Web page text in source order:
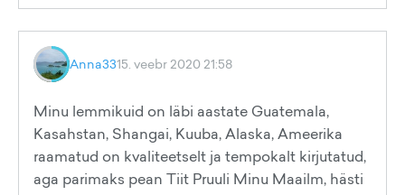
Anna3315. veebr 2020 21:58
Minu lemmikuid on läbi aastate Guatemala,
Kasahstan, Shangai, Kuuba, Alaska, Ameerika
raamatud on kvaliteetselt ja tempokalt kirjutatud,
aga parimaks pean Tiit Pruuli Minu Maailm, hästi